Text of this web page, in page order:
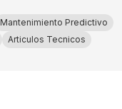
Mantenimiento Predictivo
Articulos Tecnicos